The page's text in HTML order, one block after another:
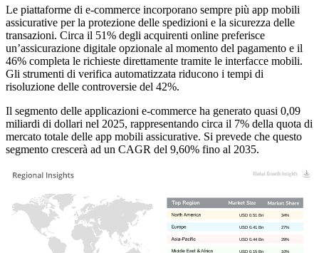
Le piattaforme di e-commerce incorporano sempre più app mobili
assicurative per la protezione delle spedizioni e la sicurezza delle
transazioni. Circa il 51% degli acquirenti online preferisce
un’assicurazione digitale opzionale al momento del pagamento e il
46% completa le richieste direttamente tramite le interfacce mobili.
Gli strumenti di verifica automatizzata riducono i tempi di
risoluzione delle controversie del 42%.
Il segmento delle applicazioni e-commerce ha generato quasi 0,09
miliardi di dollari nel 2025, rappresentando circa il 7% della quota di
mercato totale delle app mobili assicurative. Si prevede che questo
segmento crescerà ad un CAGR del 9,60% fino al 2035.
10%
USD 0.15 Bn
29%
USD 0.44 Bn
27%
USD 0.41 Bn
34%
USD 0.51 Bn